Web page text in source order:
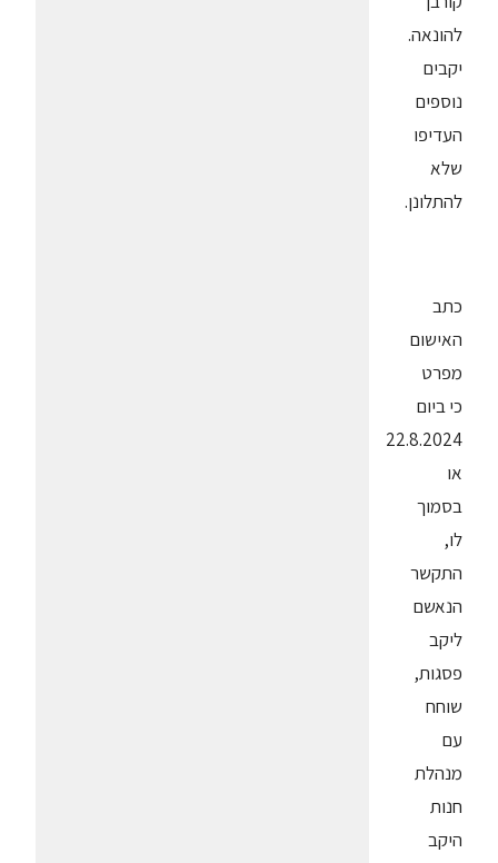
להונאה.
יקבים
נוספים
העדיפו
שלא
להתלונן.
כתב
האישום
מפרט
כי ביום
22.8.2024
או
בסמוך
לו,
התקשר
הנאשם
ליקב
פסגות,
שוחח
עם
מנהלת
חנות
היקב